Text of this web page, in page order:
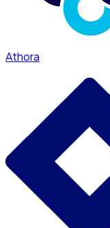
Athora